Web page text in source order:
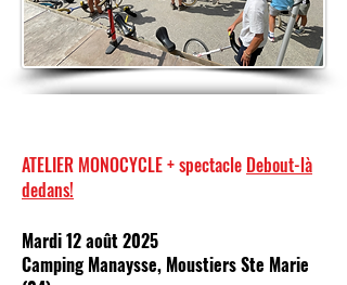
ATELIER MONOCYCLE + spectacle Debout-là
dedans!
Mardi 12 août 2025
Camping Manaysse, Moustiers Ste Marie